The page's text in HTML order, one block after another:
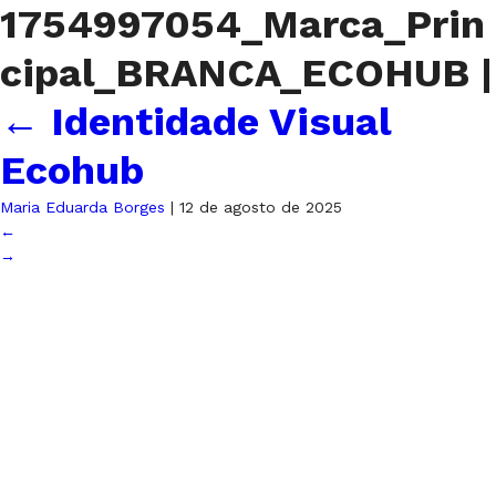
1754997054_Marca_Prin
cipal_BRANCA_ECOHUB |
← Identidade Visual
Ecohub
Maria Eduarda Borges | 12 de agosto de 2025
←
→